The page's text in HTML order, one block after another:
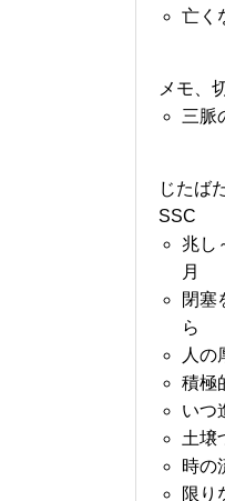
亡く
メモ、
三脈
じたば
SSC
兆し
月
閉塞
ら
人の
積極
いつ
土壌
時の
限り